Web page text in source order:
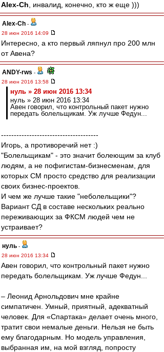
Alex-Ch , инвалид, конечно, кто ж еще )))
Alex-Ch -
28 июн 2016 14:09
Интересно, а кто первый ляпнул про 200 млн
от Авена?
ANDY-rws -
28 июн 2016 13:58
нуль » 28 июн 2016 13:34
нуль » 28 июн 2016 13:34
Авен говорил, что контрольный пакет нужно
передать болельщикам. Уж лучше Федун...
--------------------------------------
Игорь, а противоречий нет :)
"Болельщикам" - это значит болеющим за клуб
людям, а не пофигистам-бизнесменам, для
которых СМ просто средство для реализации
своих бизнес-проектов.
И чем же лучше такие "неболельщики"?
Вариант СД в составе нескольких реально
переживающих за ФКСМ людей чем не
устраивает?
нуль -
28 июн 2016 13:34
Авен говорил, что контрольный пакет нужно
передать болельщикам. Уж лучше Федун...
– Леонид Арнольдович мне крайне
симпатичен. Умный, приятный, адекватный
человек. Для «Спартака» делает очень много,
тратит свои немалые деньги. Нельзя не быть
ему благодарным. Но модель управления,
выбранная им, на мой взгляд, попросту